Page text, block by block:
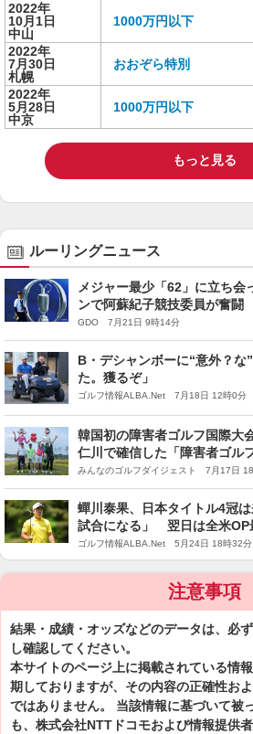
2022年
10月1日
中山
1000万円以下
2022年
7月30日
札幌
おおぞら特別
2022年
5月28日
中京
1000万円以下
もっと見る
ルーリングニュース
メジャー最少「62」に立ち会
ンで阿蘇紀子競技委員が奮闘
GDO 7月21日 9時14分
B・デシャンボーに“意外？
た。獲るぞ」
ゴルフ情報ALBA.Net 7月18日 12時0分
韓国初の障害者ゴルフ国際大
仁川で確信した「障害者ゴル
GOLF〜障害者ゴルフ千思万考
みんなのゴルフダイジェスト 7月17日
蟬川泰果、日本タイトル4冠
試合になる」 翌日は全米OP
ゴルフ情報ALBA.Net 5月24日 18時32分
注意事項
結果・成績・オッズなどのデータは、必
し確認してください。
本サイトのページ上に掲載されている情
期しておりますが、その内容の正確性お
ではありません。 当該情報に基づいて被
も、株式会社NTTドコモおよび情報提供